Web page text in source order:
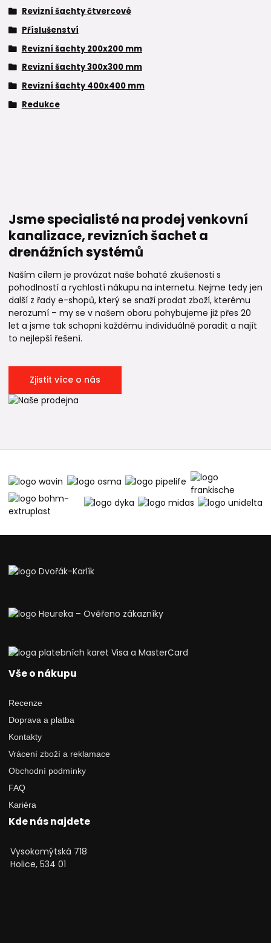
Revizní šachty čtvercové
Příslušenství
Revizní šachty 200x200 mm
Revizní šachty 300x300 mm
Revizní šachty 400x400 mm
Redukce
Jsme specialisté na prodej venkovní
kanalizace, revizních šachet a
drenážních systémů
Naším cílem je provázat naše bohaté zkušenosti s
pohodlností a rychlostí nákupu na internetu. Nejme tedy jen
další z řady e-shopů, který se snaží prodat zboží, kterému
nerozumí – my se v našem oboru pohybujeme již přes 20
let a jsme tak schopni každému individuálně poradit a najít
to nejlepší řešení.
Zjistit více o nás
Vše o nákupu
Recenze
Doprava a platba
Kontakty
Vrácení zboží a reklamace
Obchodní podmínky
FAQ
Kariéra
Kde nás najdete
Vysokomýtská 718
Holice, 534 01